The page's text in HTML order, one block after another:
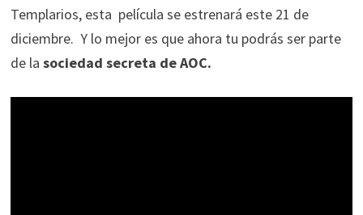
Templarios, esta película se estrenará este 21 de
diciembre. Y lo mejor es que ahora tu podrás ser parte
de la sociedad secreta de AOC.